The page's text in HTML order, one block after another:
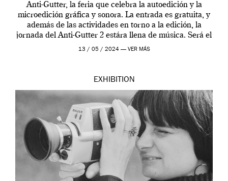
Anti-Gutter, la feria que celebra la autoedición y la
microedición gráfica y sonora. La entrada es gratuita, y
además de las actividades en torno a la edición, la
jornada del Anti-Gutter 2 estára llena de música. Será el
[…]
13 / 05 / 2024 — VER MÁS
EXHIBITION